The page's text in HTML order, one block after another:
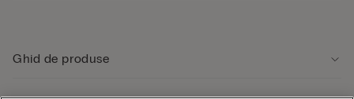
Ghid de produse